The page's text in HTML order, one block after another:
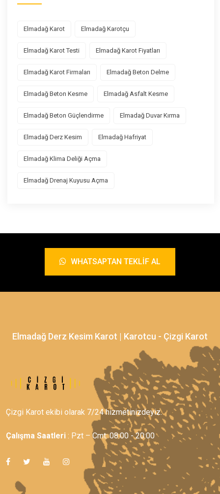
Elmadağ Karot Elmadağ Karotçu
Elmadağ Karot Testi Elmadağ Karot Fiyatları
Elmadağ Karot Firmaları Elmadağ Beton Delme
Elmadağ Beton Kesme Elmadağ Asfalt Kesme
Elmadağ Beton Güçlendirme Elmadağ Duvar Kırma
Elmadağ Derz Kesim Elmadağ Hafriyat
Elmadağ Klima Deliği Açma
Elmadağ Drenaj Kuyusu Açma
WHATSAPTAN TEKLIF AL
Elmadağ Derz Kesim Karot | Karotcu - Çizgi Karot
Çizgi Karot ekibi olarak 7/24 hizmetinizdeyiz.
Çalışma Saatleri : Pzt – Cmt: 08:00 - 20:00